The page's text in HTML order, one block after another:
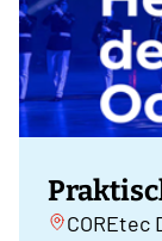
COREtec